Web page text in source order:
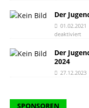
Der
01.02.2021
deaktiviert
Der
2024
27.12.2023
SPONSOREN